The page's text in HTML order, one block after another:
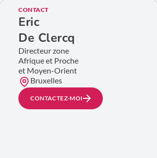
CONTACT
Eric
De Clercq
Directeur zone
Afrique et Proche
et Moyen-Orient
Bruxelles
CONTACTEZ-MOI